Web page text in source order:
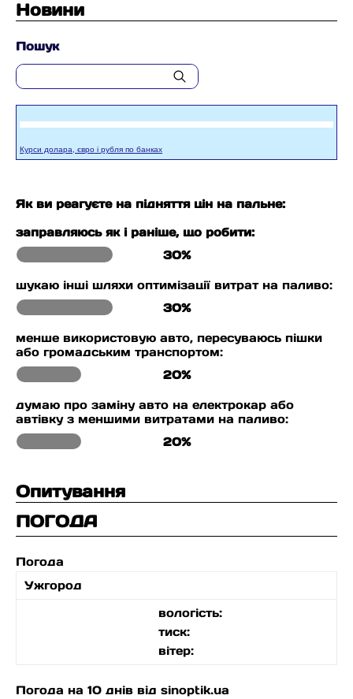
Новини
Пошук
Курси долара, євро і рубля по банках
Як ви реагуєте на підняття цін на пальне:
заправляюсь як і раніше, що робити:
30%
шукаю інші шляхи оптимізації витрат на паливо:
30%
менше використовую авто, пересуваюсь пішки
або громадським транспортом:
20%
думаю про заміну авто на електрокар або
автівку з меншими витратами на паливо:
20%
Опитування
ПОГОДА
Погода
Ужгород
вологість:
тиск:
вітер:
Погода на 10 днів від sinoptik.ua